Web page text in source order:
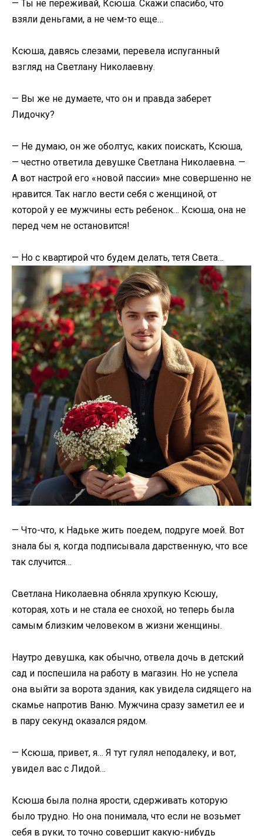
— Ты не переживай, Ксюша. Скажи спасибо, что
взяли деньгами, а не чем-то еще…
Ксюша, давясь слезами, перевела испуганный
взгляд на Светлану Николаевну.
— Вы же не думаете, что он и правда заберет
Лидочку?
— Не думаю, он же оболтус, каких поискать, Ксюша,
— честно ответила девушке Светлана Николаевна. —
А вот настрой его «новой пассии» мне совершенно не
нравится. Так нагло вести себя с женщиной, от
которой у ее мужчины есть ребенок… Ксюша, она не
перед чем не остановится!
— Но с квартирой что будем делать, тетя Света…
— Что-что, к Надьке жить поедем, подруге моей. Вот
знала бы я, когда подписывала дарственную, что все
так случится…
Светлана Николаевна обняла хрупкую Ксюшу,
которая, хоть и не стала ее снохой, но теперь была
самым близким человеком в жизни женщины.
Наутро девушка, как обычно, отвела дочь в детский
сад и поспешила на работу в магазин. Но не успела
она выйти за ворота здания, как увидела сидящего на
скамье напротив Ваню. Мужчина сразу заметил ее и
в пару секунд оказался рядом.
— Ксюша, привет, я… Я тут гулял неподалеку, и вот,
увидел вас с Лидой…
Ксюша была полна ярости, сдерживать которую
было трудно. Но она понимала, что если не возьмет
себя в руки, то точно совершит какую-нибудь